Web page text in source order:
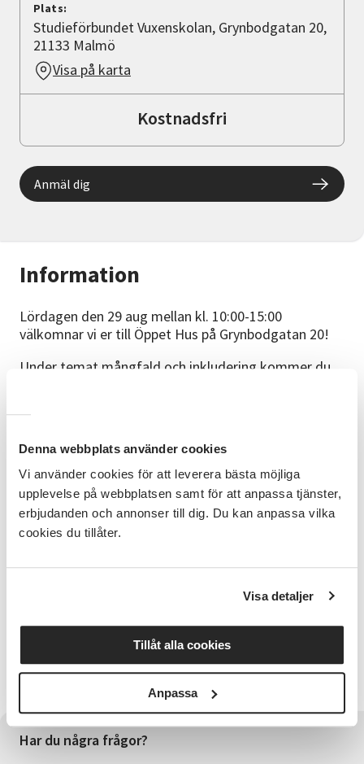
Denna webbplats använder cookies
Vi använder cookies för att leverera bästa möjliga
upplevelse på webbplatsen samt för att anpassa tjänster,
erbjudanden och annonser till dig. Du kan anpassa vilka
cookies du tillåter.
Visa detaljer
Tillåt alla cookies
Anpassa
Information
Lördagen den 29 aug mellan kl. 10:00-15:00
välkomnar vi er till Öppet Hus på Grynbodgatan 20!
Under temat mångfald och inkludering kommer du
inblick i vår gemensamma pedagogik.
Alla aktiviteter är kostnadsfria!
Ahmed Köksal Güven, digital konstnär och illustratör,
visar genom färdiga modeteckningskisser hur roligt
det kan vara med modeteckning. Är du redan kunnig,
kan du skissa själv. Skisserna målas med
alla pennor och allt material som behövs. Den sista
Han visar på sin egen iPad Pro samt digital penna och
fina modedesign-program som PROCREATE och
Prêt-à-Template app. Välkommen att testa på och
Plats:
Studieförbundet Vuxenskolan, Grynbodgatan 20,
21133 Malmö
Visa på karta
Kostnadsfri
Anmäl dig
Har du några frågor?